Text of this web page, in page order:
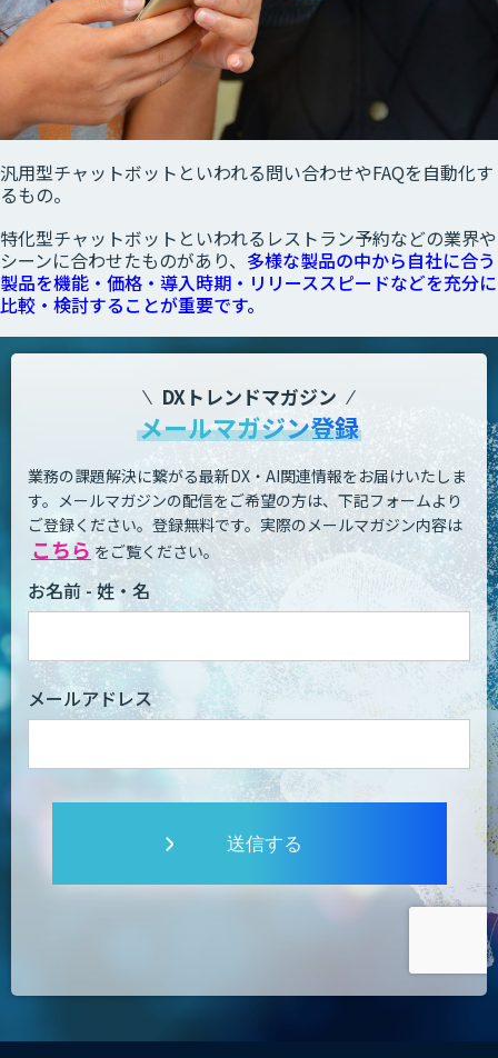
汎用型チャットボットといわれる問い合わせやFAQを自動化す
るもの。
特化型チャットボットといわれるレストラン予約などの業界や
シーンに合わせたものがあり、 多様な製品の中から自社に合う
製品を機能・価格・導入時期・リリーススピードなどを充分に
比較・検討することが重要です。
DXトレンドマガジン
メールマガジン登録
業務の課題解決に繋がる最新DX・AI関連情報をお届けいたしま
す。 メールマガジンの配信をご希望の方は、下記フォームより
ご登録ください。登録無料です。 実際のメールマガジン内容は
こちら をご覧ください。
お名前 - 姓・名
メールアドレス
送信する